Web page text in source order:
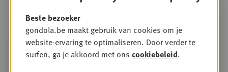
een sector die sneller verandert dan
ooit.
DO
24
Sales & nego Summit
2026
Beste bezoeker
gondola.be maakt gebruik van cookies om je
website-ervaring te optimaliseren. Door verder te
surfen, ga je akkoord met ons cookiebeleid.